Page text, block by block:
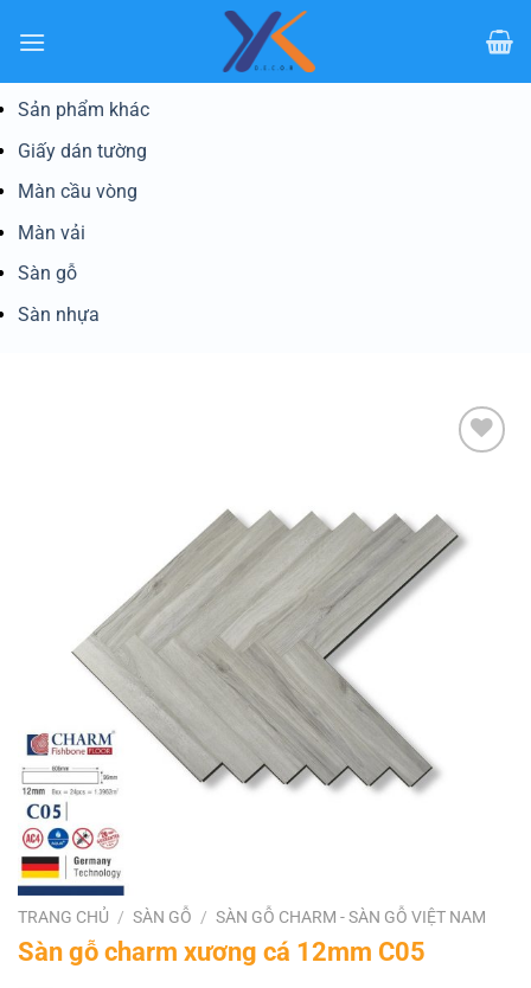
qua
dungSản phẩm khác
Giấy dán tường
Màn cầu vòng
Màn vải
Sàn gỗ
Sàn nhựa
TRANG CHỦ / SÀN GỖ / SÀN GỖ CHARM - SÀN GỖ VIỆT NAM
Sàn gỗ charm xương cá 12mm C05